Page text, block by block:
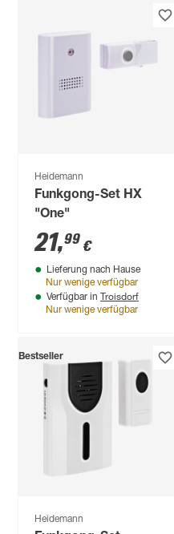
Heidemann
Funkgong-Set HX
"One"
21,99 €
Lieferung nach Hause
Nur wenige verfügbar
Verfügbar in Troisdorf
Nur wenige verfügbar
Bestseller
Heidemann